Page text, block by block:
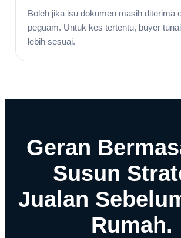
Boleh jika isu dokumen masih diterima
peguam. Untuk kes tertentu, buyer
lebih sesuai.
Geran
Susun
Jualan
Rumah.